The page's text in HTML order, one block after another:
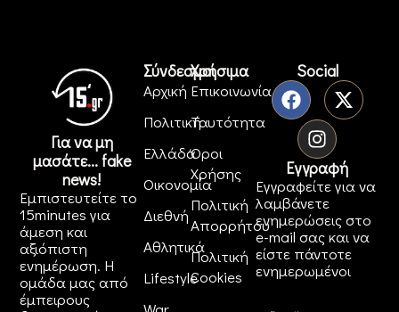
Για να μη
μασάτε... fake
news!
Εμπιστευτείτε το
15minutes για
άμεση και
αξιόπιστη
ενημέρωση. Η
ομάδα μας από
έμπειρους
Σύνδεσμοι
Αρχική
Πολιτική
Ελλάδα
Οικονομία
Διεθνή
Αθλητικά
Lifestyle
Χρήσιμα
Επικοινωνία
Ταυτότητα
Όροι
Χρήσης
Πολιτική
Απορρήτου
Πολιτική
Cookies
Social
Εγγραφή
Εγγραφείτε για να
λαμβάνετε
ενημερώσεις στο
e-mail σας και να
είστε πάντοτε
ενημερωμένοι